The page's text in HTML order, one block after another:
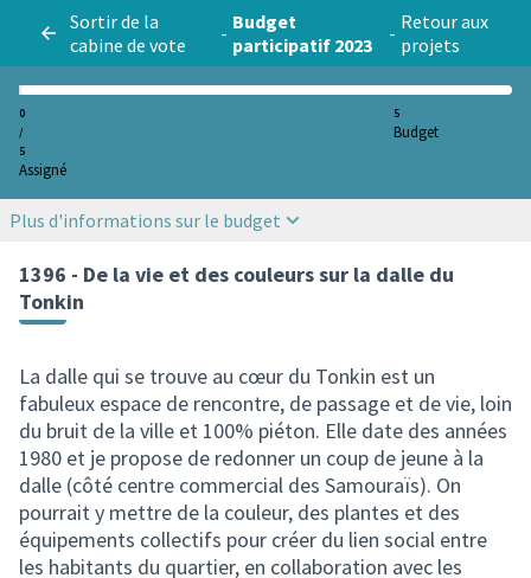
Sortir de la
cabine de vote
- Budget
participatif 2023
- Retour aux
projets
0
/
5
Assigné
5
Budget
Plus d'informations sur le budget
1396 - De la vie et des couleurs sur la dalle du
Tonkin
La dalle qui se trouve au cœur du Tonkin est un
fabuleux espace de rencontre, de passage et de vie, loin
du bruit de la ville et 100% piéton. Elle date des années
1980 et je propose de redonner un coup de jeune à la
dalle (côté centre commercial des Samouraïs). On
pourrait y mettre de la couleur, des plantes et des
équipements collectifs pour créer du lien social entre
les habitants du quartier, en collaboration avec les